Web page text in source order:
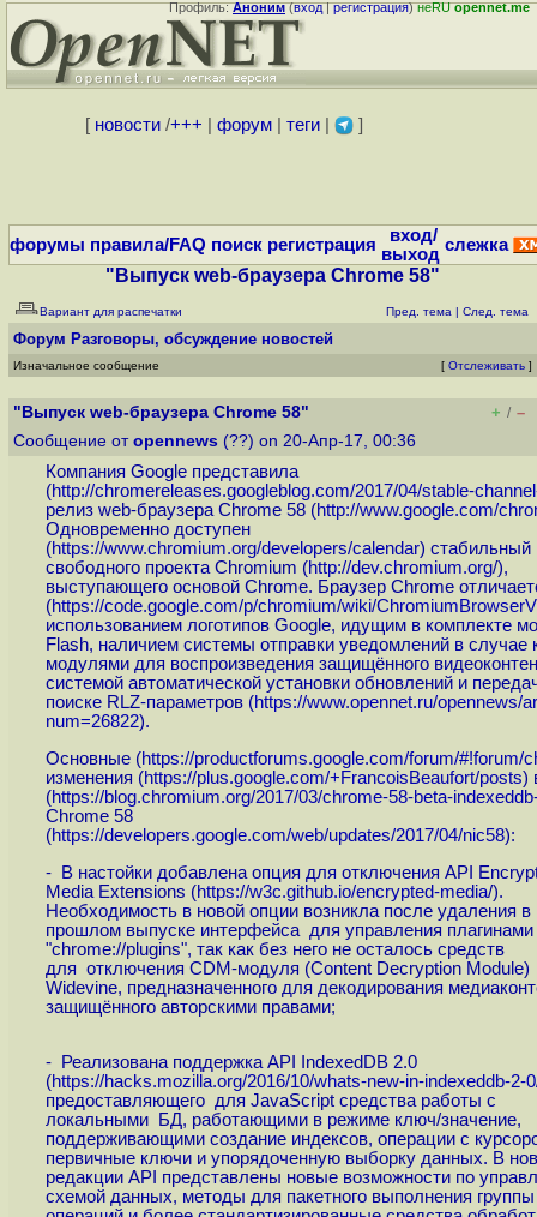
Профиль:Аноним(вход|регистрация)неRUopennet.me
[ новости/+++ форум| теги| ]
форумы правила/FAQ поиск регистрация
вход/
выход слежка
"Выпуск web-браузера Chrome 58"
Вариант для распечатки Пред. тема | След. тема
Форум Разговоры, обсуждение новостей
Изначальное сообщение [ Отслеживать ]
"Выпуск web-браузера Chrome 58" + / –
Сообщение от opennews (??) on 20-Апр-17, 00:36
Компания Google представила
(http://chromereleases.googleblog.com/2017/04/stable-
релиз web-браузера Chrome 58 (http://www.google.com/
Одновременно доступен
(https://www.chromium.org/developers/calendar) стабильный
свободного проекта Chromium (http://dev.chromium.org/),
выступающего основой Chrome. Браузер Chrome
(https://code.google.com/p/chromium/wiki/
использованием логотипов Google, идущим в комплекте
Flash, наличием системы отправки уведомлений в случае
модулями для воспроизведения защищённого
системой автоматической установки обновлений и
поиске RLZ-параметров (https://www.opennet.ru/opennews/
num=26822).
Основные (https://productforums.google.com/forum/#!forum/
изменения (https://plus.google.com/+FrancoisBeaufort/posts)
(https://blog.chromium.org/2017/03/chrome-58-beta-
Chrome 58
(https://developers.google.com/web/updates/2017/04/nic58):
- В настойки добавлена опция для отключения API
Media Extensions (https://w3c.github.io/encrypted-media/).
Необходимость в новой опции возникла после удаления в
прошлом выпуске интерфейса для управления плагинами
"chrome://plugins", так как без него не осталось средств
для отключения CDM-модуля (Content Decryption Module)
Widevine, предназначенного для декодирования
защищённого авторскими правами;
- Реализована поддержка API IndexedDB 2.0
(https://hacks.mozilla.org/2016/10/whats-new-in-indexeddb-2-0
предоставляющего для JavaScript средства работы с
локальными БД, работающими в режиме ключ/значение,
поддерживающими создание индексов, операции с
первичные ключи и упорядоченную выборку данных. В
редакции API представлены новые возможности по
схемой данных, методы для пакетного выполнения группы